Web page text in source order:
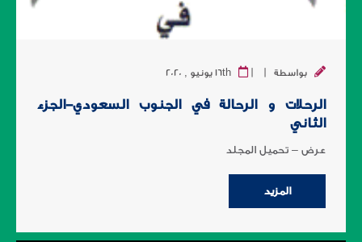
بواسطة |
| 16th يونيو , 2020
الرحلات و الرحالة في الجنوب السعودي-الجزء
الثاني
عرض – تحميل المجلد
المزيد